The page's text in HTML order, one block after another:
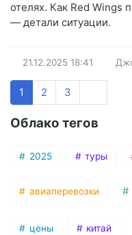
отелях. Как Red Wings
— детали ситуации.
21.12.2025 18:41
1 2 3
Облако тегов
2025 туры
авиаперевозки
цены китай